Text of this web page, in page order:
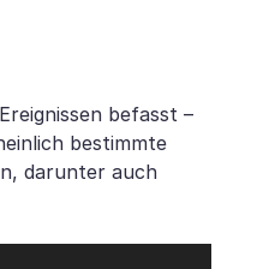
befasst –
bestimmte
darunter auch